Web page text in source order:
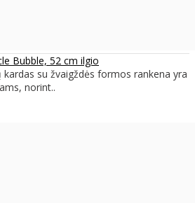
Bubble, 52 cm ilgio
su žvaigždės formos rankena yra
norint..